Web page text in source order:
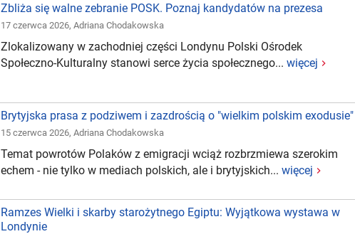
Zbliża się walne zebranie POSK. Poznaj kandydatów na prezesa
17 czerwca 2026, Adriana Chodakowska
Zlokalizowany w zachodniej części Londynu Polski Ośrodek
Społeczno-Kulturalny stanowi serce życia społecznego... więcej
Brytyjska prasa z podziwem i zazdrością o "wielkim polskim exodusie"
15 czerwca 2026, Adriana Chodakowska
Temat powrotów Polaków z emigracji wciąż rozbrzmiewa szerokim
echem - nie tylko w mediach polskich, ale i brytyjskich... więcej
Ramzes Wielki i skarby starożytnego Egiptu: Wyjątkowa wystawa w
Londynie